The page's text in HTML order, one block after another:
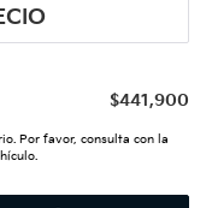
$441,900
Por favor, consulta con la